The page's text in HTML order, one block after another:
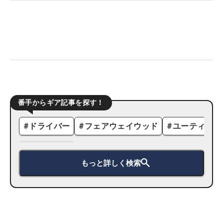
番手からギア記事を探す！
# ドライバー #フェアウェイウッド #ユーティリ
もっと詳しく検索